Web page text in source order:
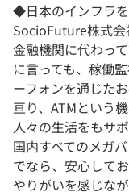
◆日本のインフラ
SocioFuture株式会
金融機関に代わっ
に言っても、稼働
ーフォンを通じた
亘り、ATMという
人々の生活をもサ
国内すべてのメガ
でなら、安心して
やりがいを感じな